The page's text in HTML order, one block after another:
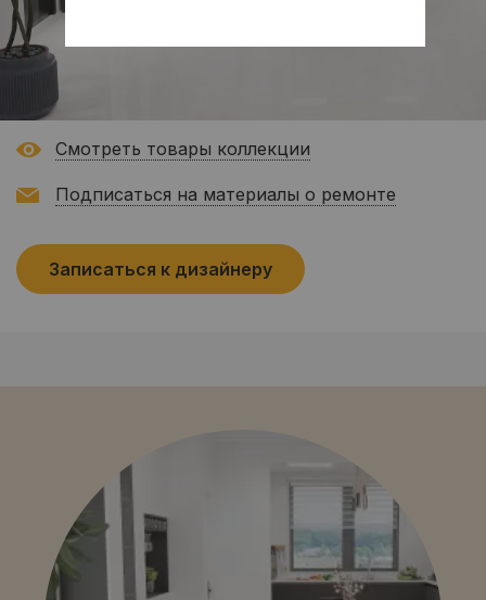
Смотреть товары коллекции
Подписаться на материалы о ремонте
Записаться к дизайнеру